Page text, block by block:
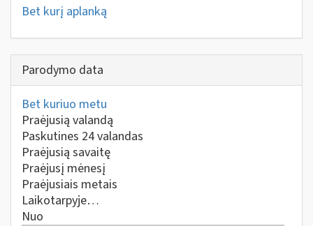
Bet kurį aplanką
Parodymo data
Bet kuriuo metu
Praėjusią valandą
Paskutines 24 valandas
Praėjusią savaitę
Praėjusį mėnesį
Praėjusiais metais
Laikotarpyje…
Nuo